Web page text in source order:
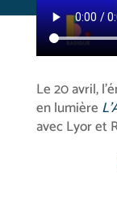
Le 20 avril,
en lumière
avec Lyor et